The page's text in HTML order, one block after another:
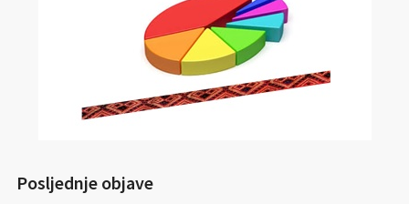
Posljednje objave